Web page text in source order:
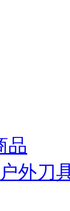
品
户外刀